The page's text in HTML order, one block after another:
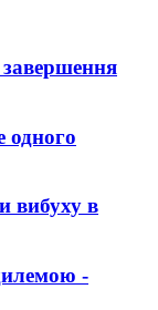
одного
вибуху в
-